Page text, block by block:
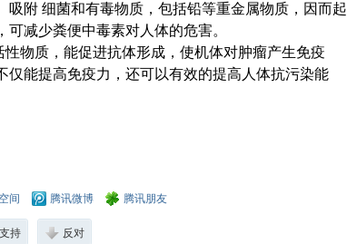
附 细菌和有毒物质，包括铅等重金属物质，因而起
减少粪便中毒素对人体的危害。
物质，能促进抗体形成，使机体对肿瘤产生免疫
能提高免疫力，还可以有效的提高人体抗污染能
间 腾讯微博 腾讯朋友
支持 反对